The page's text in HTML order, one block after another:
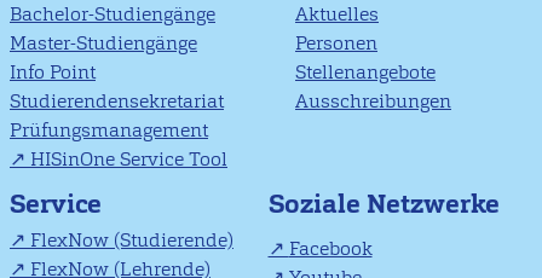
Bachelor-Studiengänge
Master-Studiengänge
Info Point
Studierendensekretariat
Prüfungsmanagement
HISinOne Service Tool
Aktuelles
Personen
Stellenangebote
Ausschreibungen
Service
FlexNow (Studierende)
FlexNow (Lehrende)
Soziale Netzwerke
Facebook